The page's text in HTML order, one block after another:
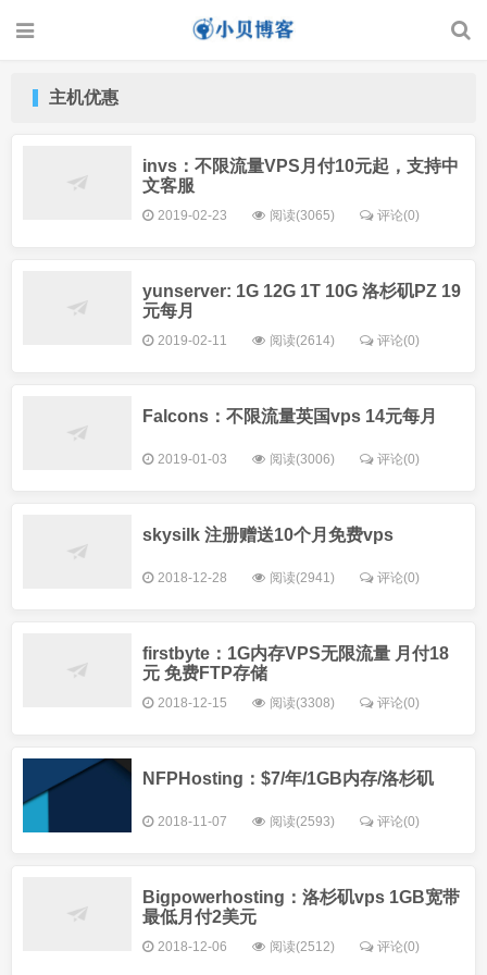
主机优惠
invs：不限流量VPS月付10元起，支持中
文客服
2019-02-23 阅读(3065) 评论(0)
yunserver: 1G 12G 1T 10G 洛杉矶PZ 19
元每月
2019-02-11 阅读(2614) 评论(0)
Falcons：不限流量英国vps 14元每月
2019-01-03 阅读(3006) 评论(0)
skysilk 注册赠送10个月免费vps
2018-12-28 阅读(2941) 评论(0)
firstbyte：1G内存VPS无限流量 月付18
元 免费FTP存储
2018-12-15 阅读(3308) 评论(0)
NFPHosting：$7/年/1GB内存/洛杉矶
2018-11-07 阅读(2593) 评论(0)
Bigpowerhosting：洛杉矶vps 1GB宽带
最低月付2美元
2018-12-06 阅读(2512) 评论(0)